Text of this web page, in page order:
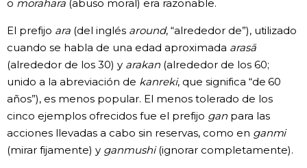
o morahara(abuso moral) era razonable.
El prefijo ara(del inglés around, “alrededor de”), utilizado
cuando se habla de una edad aproximada arasā
(alrededor de los 30) y arakan (alrededor de los 60;
unido a la abreviación de kanreki, que significa “de 60
años”), es menos popular. El menos tolerado de los
cinco ejemplos ofrecidos fue el prefijo gan para las
acciones llevadas a cabo sin reservas, como en ganmi
(mirar fijamente) y ganmushi(ignorar completamente).